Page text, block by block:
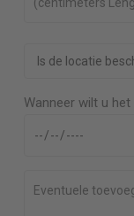
Wanneer wilt u